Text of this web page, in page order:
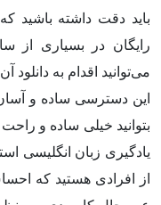
باید دقت داشته باشید
رایگان در بسیاری
می‌توانید اقدام به دانلود
این دسترسی ساده و
بتوانید خیلی ساده و
یادگیری زبان انگلیسی
از افرادی هستید که